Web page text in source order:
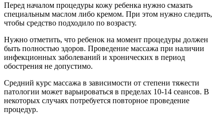
Перед началом процедуры кожу ребенка нужно смазать
специальным маслом либо кремом. При этом нужно следить,
чтобы средство подходило по возрасту.
Нужно отметить, что ребенок на момент процедуры должен
быть полностью здоров. Проведение массажа при наличии
инфекционных заболеваний и хронических в период
обострения не допустимо.
Средний курс массажа в зависимости от степени тяжести
патологии может варьироваться в пределах 10-14 сеансов. В
некоторых случаях потребуется повторное проведение
процедур.